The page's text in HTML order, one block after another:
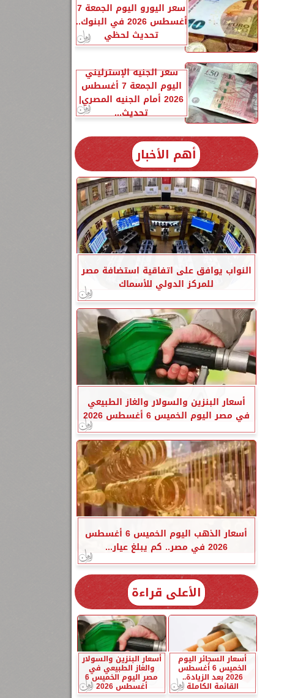
سعر اليورو اليوم الجمعة 7
أغسطس 2026 في البنوك..
تحديث لحظي
سعر الجنيه الإسترليني
اليوم الجمعة 7 أغسطس
2026 أمام الجنيه المصري|
تحديث...
أهم الأخبار
النواب يوافق على اتفاقية استضافة مصر
للمركز الدولي للأسماك
أسعار البنزين والسولار والغاز الطبيعي
في مصر اليوم الخميس 6 أغسطس 2026
أسعار الذهب اليوم الخميس 6 أغسطس
2026 في مصر.. كم يبلغ عيار...
الأعلى قراءة
أسعار السجائر اليوم
الخميس 6 أغسطس
2026 بعد الزيادة..
القائمة الكاملة
أسعار البنزين والسولار
والغاز الطبيعي في
مصر اليوم الخميس 6
أغسطس 2026